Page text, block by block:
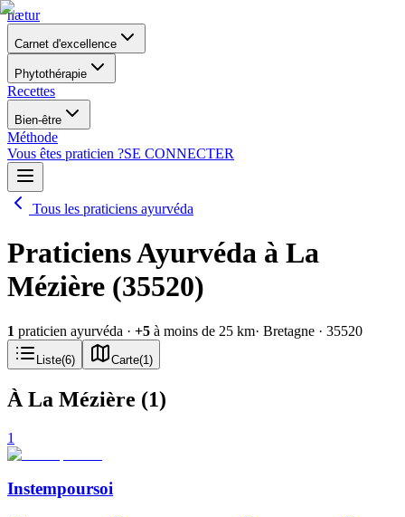
nætur
Carnet d'excellence
Phytothérapie
Recettes
Bien-être
Méthode
Vous êtes praticien ?SE CONNECTER
Tous les praticiens ayurvéda
Praticiens Ayurvéda à La
Mézière (35520)
1 praticien ayurvéda · +5 à moins de 25 km· Bretagne · 35520
Liste(6) Carte(1 )
À La Mézière (1)
1
Instempoursoi